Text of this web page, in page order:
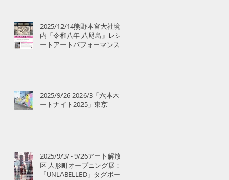
2025/12/14熊野本宮大社境
内「令和八年 八咫烏」レシ
ートアートパフォーマンス
2025/9/26-2026/3「六本木ア
ートナイト2025」東京
2025/9/3/ - 9/26アート解放
区 人形町オープニング展：
「UNLABELLED」タグボー